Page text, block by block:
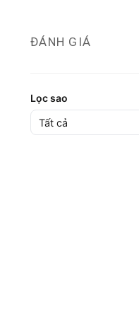
ĐÁNH GIÁ
Lọc sao